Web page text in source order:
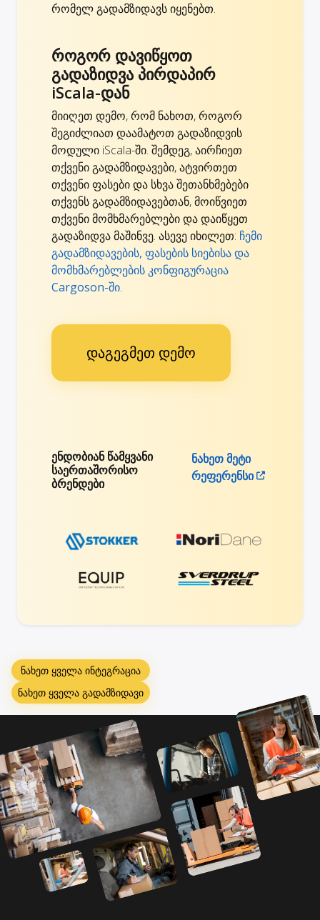
რომელ გადამზიდავს იყენებთ.
როგორ დავიწყოთ
გადაზიდვა პირდაპირ
iScala-დან
მიიღეთ დემო, რომ ნახოთ, როგორ
შეგიძლიათ დაამატოთ გადაზიდვის
მოდული iScala-ში. შემდეგ, აირჩიეთ
თქვენი გადამზიდავები, ატვირთეთ
თქვენი ფასები და სხვა შეთანხმებები
თქვენს გადამზიდავებთან, მოიწვიეთ
თქვენი მომხმარებლები და დაიწყეთ
გადაზიდვა მაშინვე. ასევე იხილეთ: ჩემი
გადამზიდავების, ფასების სიებისა და
მომხმარებლების კონფიგურაცია
Cargoson-ში.
დაგეგმეთ დემო
ენდობიან წამყვანი
საერთაშორისო
ბრენდები
ნახეთ მეტი
რეფერენსი
ნახეთ ყველა ინტეგრაცია
ნახეთ ყველა გადამზიდავი